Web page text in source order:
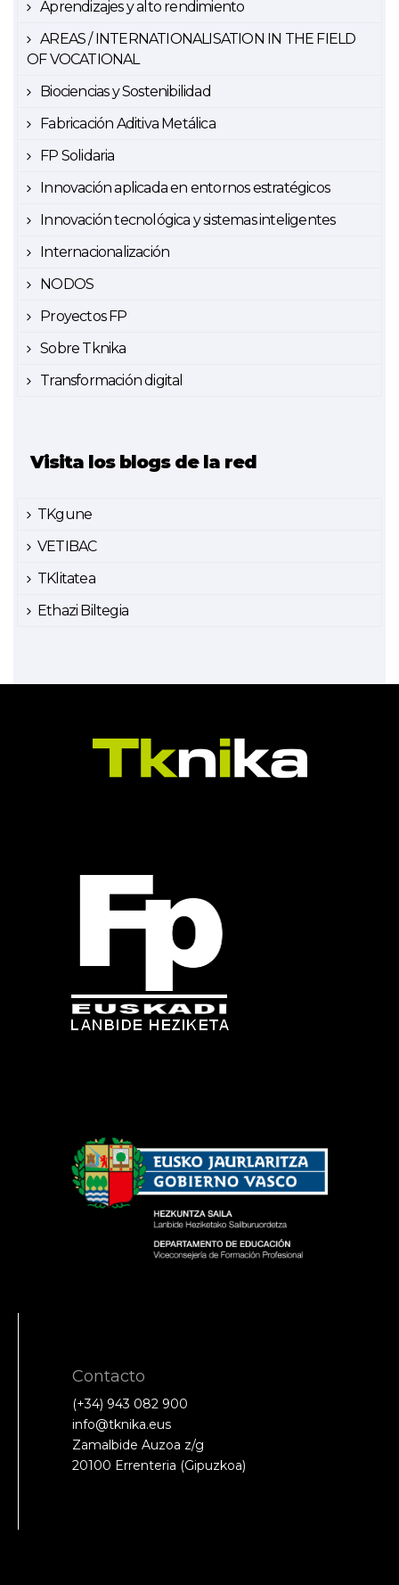
Aprendizajes y alto rendimiento
AREAS / INTERNATIONALISATION IN THE FIELD
OF VOCATIONAL
Biociencias y Sostenibilidad
Fabricación Aditiva Metálica
FP Solidaria
Innovación aplicada en entornos estratégicos
Innovación tecnológica y sistemas inteligentes
Internacionalización
NODOS
Proyectos FP
Sobre Tknika
Transformación digital
Visita los blogs de la red
TKgune
VETIBAC
TKlitatea
Ethazi Biltegia
Contacto
(+34) 943 082 900
info@tknika.eus
Zamalbide Auzoa z/g
20100 Errenteria (Gipuzkoa)